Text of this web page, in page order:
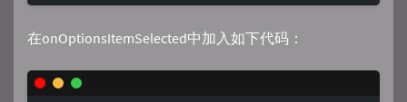
在onOptionsItemSelected中加入如下代码：